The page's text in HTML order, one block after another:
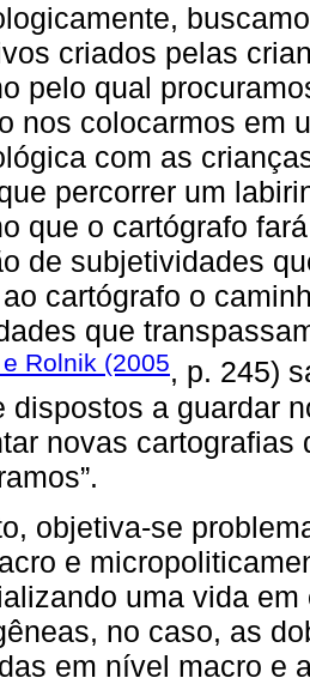
criados pelas
pelo qual
nos colocarmos em
com as
percorrer um
que o cartógrafo
de subjetividades
cartógrafo o
que
Rolnik (2005, p. 245)
dispostos a guardar
novas cartografias
objetiva-se
e
uma vida
no caso, as
em nível macro e